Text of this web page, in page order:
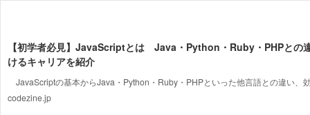
【初学者必見】JavaScriptとは Java・Python・Ruby・PHPとの
けるキャリアを紹介
JavaScriptの基本からJava・Python・Ruby・PHPといった他言語との違い、
codezine.jp